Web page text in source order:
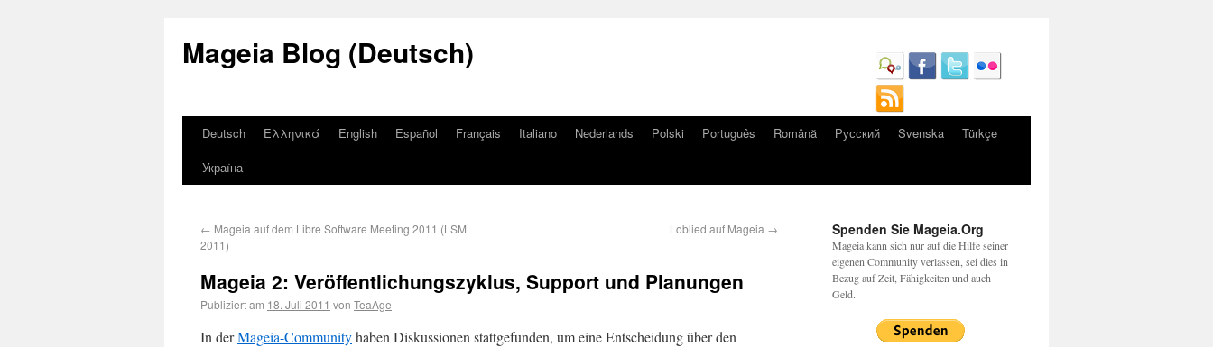
Mageia Blog (Deutsch)
Deutsch Ελληνικά English Español Français Italiano Nederlands Polski Português Română Русский Svenska
Türkçe
Україна
← Mageia auf dem Libre Software Meeting 2011 (LSM
2011)
Loblied auf Mageia →
Mageia 2: Veröffentlichungszyklus, Support und Planungen
Publiziert am 18. Juli 2011 von TeaAge
In derMageia-Communityhaben Diskussionen stattgefunden, um eine Entscheidung über den
Spenden Sie Mageia.Org
Mageia kann sich nur auf die Hilfe seiner
eigenen Community verlassen, sei dies in
Bezug auf Zeit, Fähigkeiten und auch
Geld.